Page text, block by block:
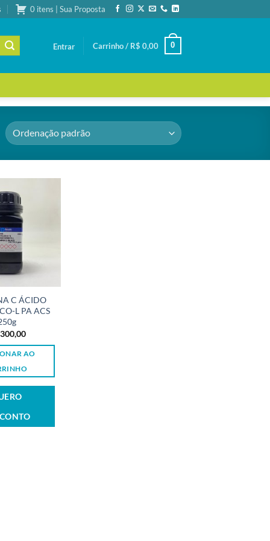
0 itens | Sua Proposta
Entrar Carrinho / R$ 0,00 0
C ÁCIDO
L PA ACS
AO